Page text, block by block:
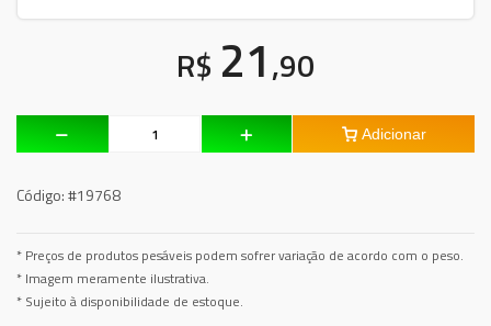
R$ 21,90
Adicionar
Código:#19768
* Preços de produtos pesáveis podem sofrer variação de acordo com o peso.
* Imagem meramente ilustrativa.
* Sujeito à disponibilidade de estoque.